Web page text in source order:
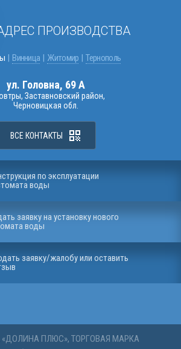
ПРОИЗВОДСТВА
| Винница | Житомир | Тернополь
ул. Головна, 69 A
Заставновский район,
Черновицкая обл.
ВСЕ КОНТАКТЫ qr_code
по эксплуатации
воды
заявку на установку нового
воды
заявку/жалобу или оставить
«ДОЛИНА ПЛЮС», ТОРГОВАЯ МАРКА